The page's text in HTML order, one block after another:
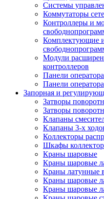
Системы
Коммутаторы
Контроллеры и
Комплектующие
Модули
контроллеров
Панели
Панели оператора
Запорная и
Затворы
Затворы
Клапаны
Клапаны 3-х
Коллекторы
Шкафы
Краны шаровые
Краны шаровые
Краны латунные
Краны шаровые
Краны шаровые